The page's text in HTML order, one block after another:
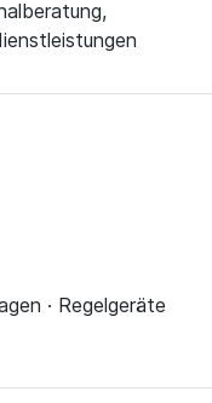
· Regelgeräte